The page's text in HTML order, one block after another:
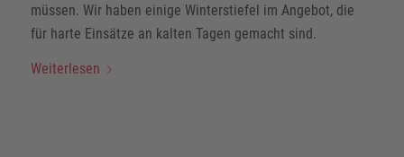
müssen. Wir haben einige Winterstiefel im Angebot, die
für harte Einsätze an kalten Tagen gemacht sind.
Weiterlesen